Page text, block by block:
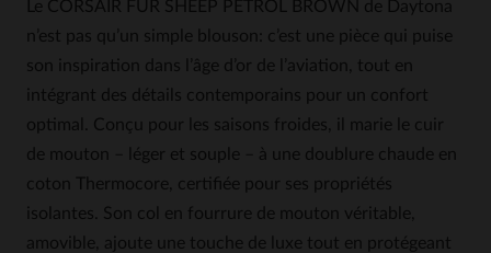
Le CORSAIR FUR SHEEP PETROL BROWN de Daytona
n’est pas qu’un simple blouson: c’est une pièce qui puise
son inspiration dans l’âge d’or de l’aviation, tout en
intégrant des détails contemporains pour un confort
optimal. Conçu pour les saisons froides, il marie le cuir
de mouton – léger et souple – à une doublure chaude en
coton Thermocore, certifiée pour ses propriétés
isolantes. Son col en fourrure de mouton véritable,
amovible, ajoute une touche de luxe tout en protégeant